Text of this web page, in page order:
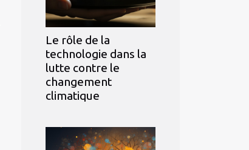
Le rôle de la
technologie dans la
lutte contre le
changement
climatique